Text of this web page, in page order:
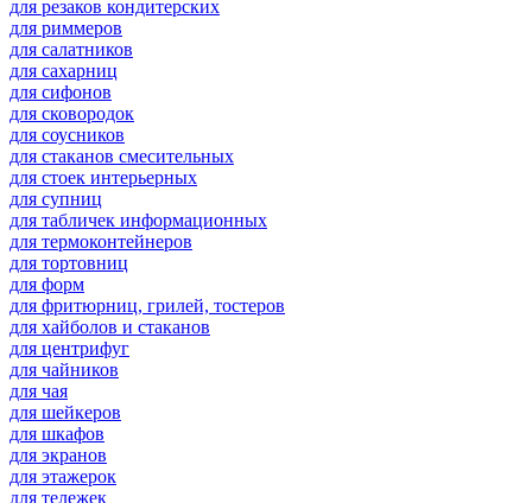
для резаков кондитерских
для риммеров
для салатников
для сахарниц
для сифонов
для сковородок
для соусников
для стаканов смесительных
для стоек интерьерных
для супниц
для табличек информационных
для термоконтейнеров
для тортовниц
для форм
для фритюрниц, грилей, тостеров
для хайболов и стаканов
для центрифуг
для чайников
для чая
для шейкеров
для шкафов
для экранов
для этажерок
для тележек